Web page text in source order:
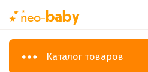
Каталог товаров